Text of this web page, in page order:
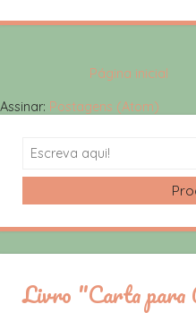
Página inicial
Assinar: Postagens (Atom)
Search
Livro "Carta para